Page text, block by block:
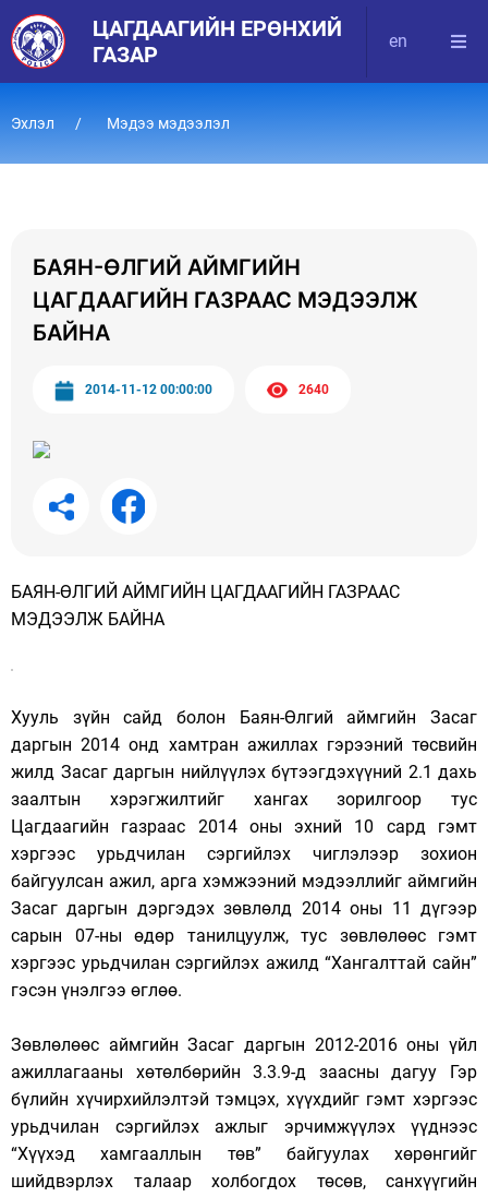
ЦАГДААГИЙН ЕРӨНХИЙ
ГАЗАР
en
Эхлэл Мэдээ мэдээлэл
БАЯН-ӨЛГИЙ АЙМГИЙН
ЦАГДААГИЙН ГАЗРААС МЭДЭЭЛЖ
БАЙНА
2014-11-12 00:00:00 2640
БАЯН-ӨЛГИЙ АЙМГИЙН ЦАГДААГИЙН ГАЗРААС
МЭДЭЭЛЖ БАЙНА
Хууль зүйн сайд болон Баян-Өлгий аймгийн Засаг
даргын 2014 онд хамтран ажиллах гэрээний төсвийн
жилд Засаг даргын нийлүүлэх бүтээгдэхүүний 2.1 дахь
заалтын хэрэгжилтийг хангах зорилгоор тус
Цагдаагийн газраас 2014 оны эхний 10 сард гэмт
хэргээс урьдчилан сэргийлэх чиглэлээр зохион
байгуулсан ажил, арга хэмжээний мэдээллийг аймгийн
Засаг даргын дэргэдэх зөвлөлд 2014 оны 11 дүгээр
сарын 07-ны өдөр танилцуулж, тус зөвлөлөөс гэмт
хэргээс урьдчилан сэргийлэх ажилд “Хангалттай сайн”
гэсэн үнэлгээ өглөө.
Зөвлөлөөс аймгийн Засаг даргын 2012-2016 оны үйл
ажиллагааны хөтөлбөрийн 3.3.9-д заасны дагуу Гэр
бүлийн хүчирхийлэлтэй тэмцэх, хүүхдийг гэмт хэргээс
урьдчилан сэргийлэх ажлыг эрчимжүүлэх үүднээс
“Хүүхэд хамгааллын төв” байгуулах хөрөнгийг
шийдвэрлэх талаар холбогдох төсөв, санхүүгийн